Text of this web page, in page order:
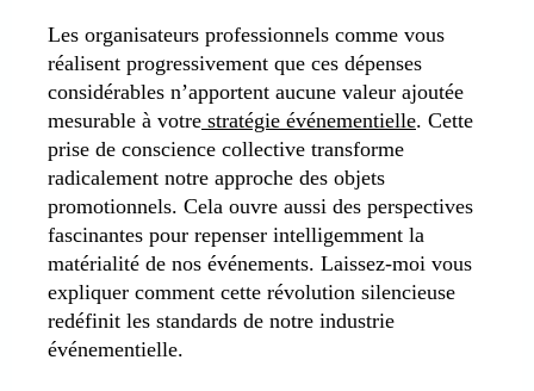
Les organisateurs professionnels comme vous
réalisent progressivement que ces dépenses
considérables n’apportent aucune valeur ajoutée
mesurable à votre stratégie événementielle. Cette
prise de conscience collective transforme
radicalement notre approche des objets
promotionnels. Cela ouvre aussi des perspectives
fascinantes pour repenser intelligemment la
matérialité de nos événements. Laissez-moi vous
expliquer comment cette révolution silencieuse
redéfinit les standards de notre industrie
événementielle.